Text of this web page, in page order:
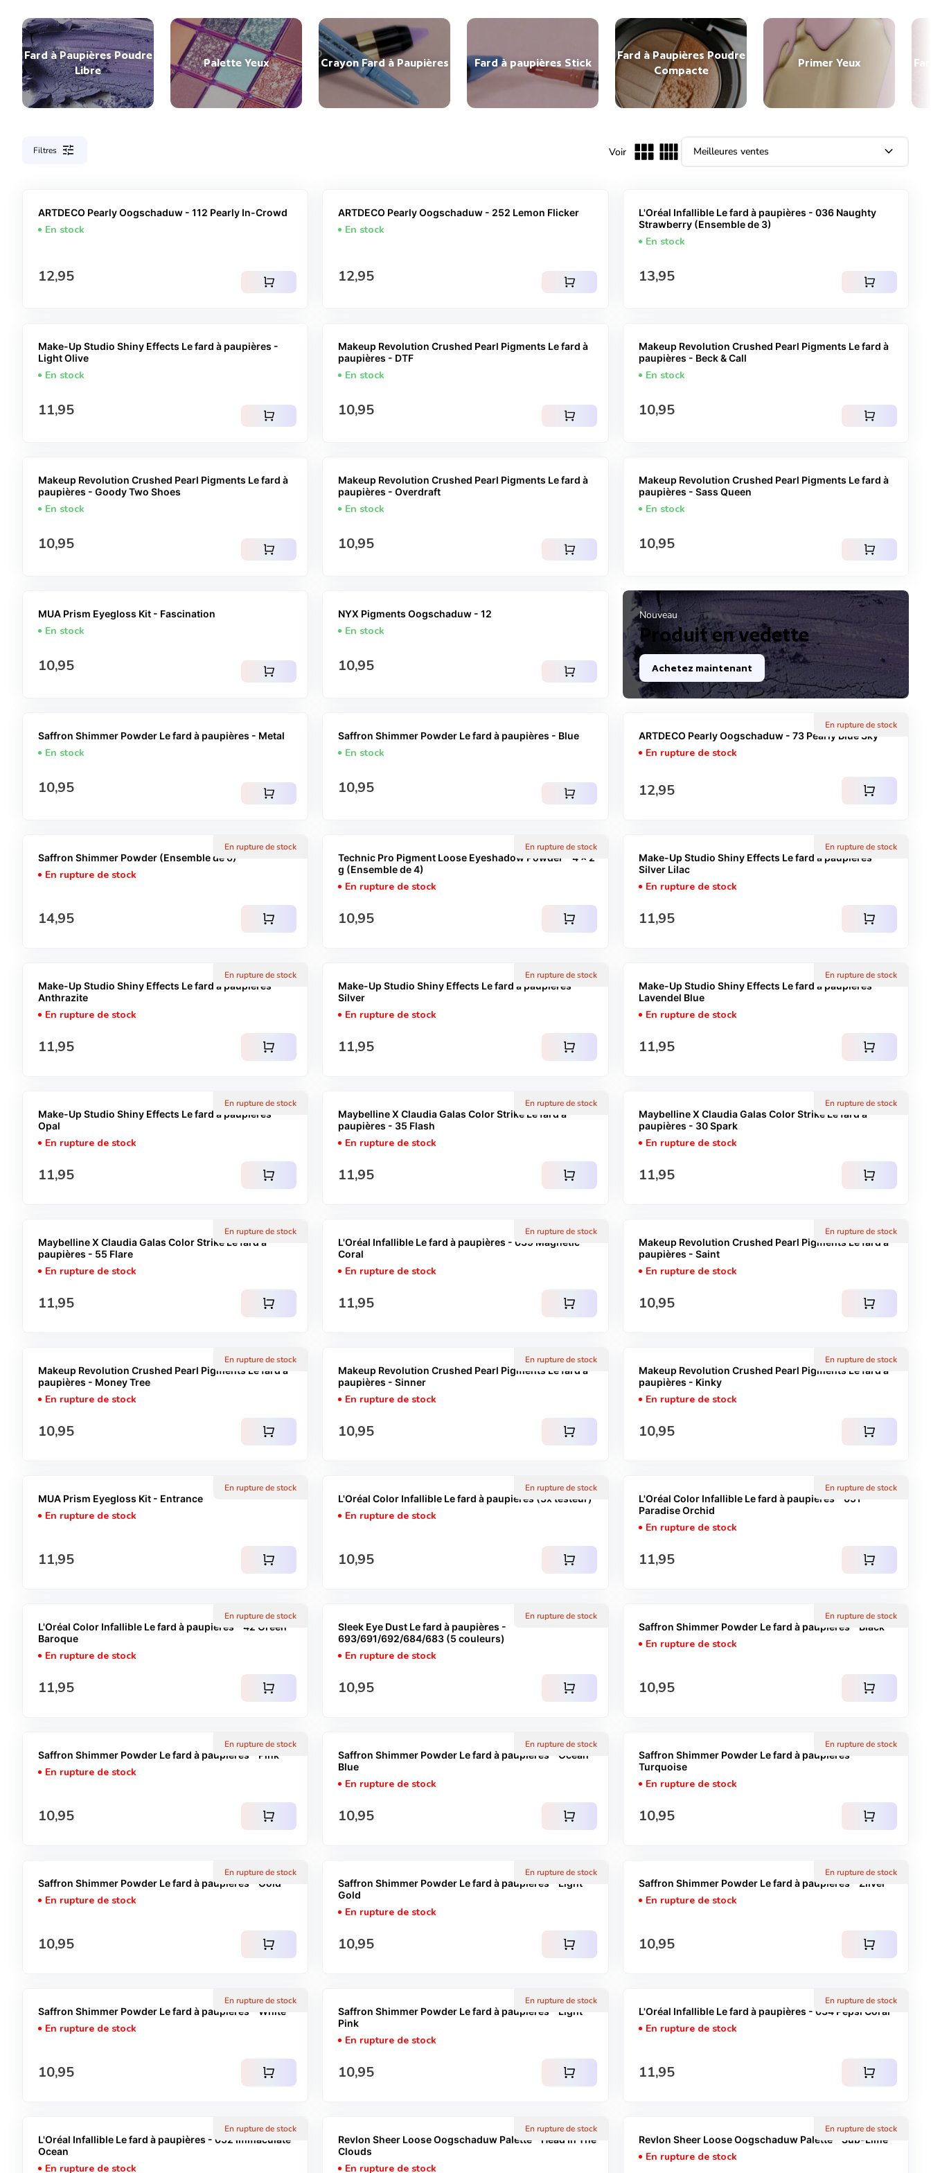
Fard à Paupières Poudre
Libre
Palette Yeux Crayon Fard à Paupières Fard à paupières Stick
Fard à Paupières Poudre
Compacte
Primer Yeux
Filtres tune Voir expand_more
Nouveau
Produit en vedette
Achetez maintenant
ARTDECO Pearly Oogschaduw - 112 Pearly In-Crowd
En stock
Prix normal
12,95 shopping_cart
ARTDECO Pearly Oogschaduw - 252 Lemon Flicker
En stock
Prix normal
12,95 shopping_cart
L'Oréal Infallible Le fard à paupières - 036 Naughty
Strawberry (Ensemble de 3)
En stock
Prix normal
13,95 shopping_cart
Make-Up Studio Shiny Effects Le fard à paupières -
Light Olive
En stock
Prix normal
11,95 shopping_cart
Makeup Revolution Crushed Pearl Pigments Le fard à
paupières - DTF
En stock
Prix normal
10,95 shopping_cart
Makeup Revolution Crushed Pearl Pigments Le fard à
paupières - Beck & Call
En stock
Prix normal
10,95 shopping_cart
Makeup Revolution Crushed Pearl Pigments Le fard à
paupières - Goody Two Shoes
En stock
Prix normal
10,95 shopping_cart
Makeup Revolution Crushed Pearl Pigments Le fard à
paupières - Overdraft
En stock
Prix normal
10,95 shopping_cart
Makeup Revolution Crushed Pearl Pigments Le fard à
paupières - Sass Queen
En stock
Prix normal
10,95 shopping_cart
MUA Prism Eyegloss Kit - Fascination
En stock
Prix normal
10,95 shopping_cart
NYX Pigments Oogschaduw - 12
En stock
Prix normal
10,95 shopping_cart
Saffron Shimmer Powder Le fard à paupières - Metal
En stock
Prix normal
10,95 shopping_cart
Saffron Shimmer Powder Le fard à paupières - Blue
En stock
Prix normal
10,95 shopping_cart
En rupture de stock
ARTDECO Pearly Oogschaduw - 73 Pearly Blue Sky
En rupture de stock
Prix normal
12,95 shopping_cart
En rupture de stock
Saffron Shimmer Powder (Ensemble de 6)
En rupture de stock
Prix normal
14,95 shopping_cart
En rupture de stock
Technic Pro Pigment Loose Eyeshadow Powder - 4 x 2
g (Ensemble de 4)
En rupture de stock
Prix normal
10,95 shopping_cart
En rupture de stock
Make-Up Studio Shiny Effects Le fard à paupières -
Silver Lilac
En rupture de stock
Prix normal
11,95 shopping_cart
En rupture de stock
Make-Up Studio Shiny Effects Le fard à paupières -
Anthrazite
En rupture de stock
Prix normal
11,95 shopping_cart
En rupture de stock
Make-Up Studio Shiny Effects Le fard à paupières -
Silver
En rupture de stock
Prix normal
11,95 shopping_cart
En rupture de stock
Make-Up Studio Shiny Effects Le fard à paupières -
Lavendel Blue
En rupture de stock
Prix normal
11,95 shopping_cart
En rupture de stock
Make-Up Studio Shiny Effects Le fard à paupières -
Opal
En rupture de stock
Prix normal
11,95 shopping_cart
En rupture de stock
Maybelline X Claudia Galas Color Strike Le fard à
paupières - 35 Flash
En rupture de stock
Prix normal
11,95 shopping_cart
En rupture de stock
Maybelline X Claudia Galas Color Strike Le fard à
paupières - 30 Spark
En rupture de stock
Prix normal
11,95 shopping_cart
En rupture de stock
Maybelline X Claudia Galas Color Strike Le fard à
paupières - 55 Flare
En rupture de stock
Prix normal
11,95 shopping_cart
En rupture de stock
L'Oréal Infallible Le fard à paupières - 039 Magnetic
Coral
En rupture de stock
Prix normal
11,95 shopping_cart
En rupture de stock
Makeup Revolution Crushed Pearl Pigments Le fard à
paupières - Saint
En rupture de stock
Prix normal
10,95 shopping_cart
En rupture de stock
Makeup Revolution Crushed Pearl Pigments Le fard à
paupières - Money Tree
En rupture de stock
Prix normal
10,95 shopping_cart
En rupture de stock
Makeup Revolution Crushed Pearl Pigments Le fard à
paupières - Sinner
En rupture de stock
Prix normal
10,95 shopping_cart
En rupture de stock
Makeup Revolution Crushed Pearl Pigments Le fard à
paupières - Kinky
En rupture de stock
Prix normal
10,95 shopping_cart
En rupture de stock
MUA Prism Eyegloss Kit - Entrance
En rupture de stock
Prix normal
11,95 shopping_cart
En rupture de stock
L'Oréal Color Infallible Le fard à paupières (3x testeur)
En rupture de stock
Prix normal
10,95 shopping_cart
En rupture de stock
L'Oréal Color Infallible Le fard à paupières - 051
Paradise Orchid
En rupture de stock
Prix normal
11,95 shopping_cart
En rupture de stock
L'Oréal Color Infallible Le fard à paupières - 42 Green
Baroque
En rupture de stock
Prix normal
11,95 shopping_cart
En rupture de stock
Sleek Eye Dust Le fard à paupières -
693/691/692/684/683 (5 couleurs)
En rupture de stock
Prix normal
10,95 shopping_cart
En rupture de stock
Saffron Shimmer Powder Le fard à paupières - Black
En rupture de stock
Prix normal
10,95 shopping_cart
En rupture de stock
Saffron Shimmer Powder Le fard à paupières - Pink
En rupture de stock
Prix normal
10,95 shopping_cart
En rupture de stock
Saffron Shimmer Powder Le fard à paupières - Ocean
Blue
En rupture de stock
Prix normal
10,95 shopping_cart
En rupture de stock
Saffron Shimmer Powder Le fard à paupières -
Turquoise
En rupture de stock
Prix normal
10,95 shopping_cart
En rupture de stock
Saffron Shimmer Powder Le fard à paupières - Gold
En rupture de stock
Prix normal
10,95 shopping_cart
En rupture de stock
Saffron Shimmer Powder Le fard à paupières - Light
Gold
En rupture de stock
Prix normal
10,95 shopping_cart
En rupture de stock
Saffron Shimmer Powder Le fard à paupières - Zilver
En rupture de stock
Prix normal
10,95 shopping_cart
En rupture de stock
Saffron Shimmer Powder Le fard à paupières - White
En rupture de stock
Prix normal
10,95 shopping_cart
En rupture de stock
Saffron Shimmer Powder Le fard à paupières - Light
Pink
En rupture de stock
Prix normal
10,95 shopping_cart
En rupture de stock
L'Oréal Infallible Le fard à paupières - 034 Pepsi Coral
En rupture de stock
Prix normal
11,95 shopping_cart
En rupture de stock
L'Oréal Infallible Le fard à paupières - 052 Immaculate
Ocean
En rupture de stock
En rupture de stock
Revlon Sheer Loose Oogschaduw Palette - Head In The
Clouds
En rupture de stock
En rupture de stock
Revlon Sheer Loose Oogschaduw Palette - Sub-Lime
En rupture de stock